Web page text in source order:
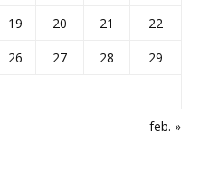
feb. »
19 20 21
22
26 27 28
29